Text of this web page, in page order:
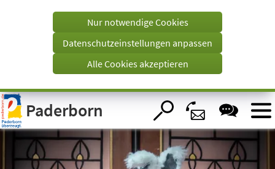
Visuelle
Assistenzsoftware
öffnen.
einem
Tab)
Nur notwendige Cookies
Datenschutzeinstellungen anpassen
Alle Cookies akzeptieren
Paderborn